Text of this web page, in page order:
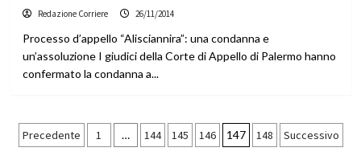
Redazione Corriere 26/11/2014
Processo d’appello “Alisciannira”: una condanna e
un’assoluzione I giudici della Corte di Appello di Palermo hanno
confermato la condanna a...
Paginazione
Precedente 1 … 144 145 146 147 148 Successivo